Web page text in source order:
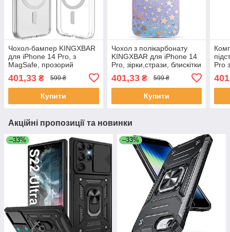
Чохол-бампер KINGXBAR
для iPhone 14 Pro, з
MagSafe, прозорий
401,33 ₴ 599 ₴
Купити
Чохол з полікарбонату
KINGXBAR для iPhone 14
Pro, зірки,стрази, блискітки
401,33₴ 599 ₴
Купити
Pro
Акційні пропозиції та новинки
–33% –33%